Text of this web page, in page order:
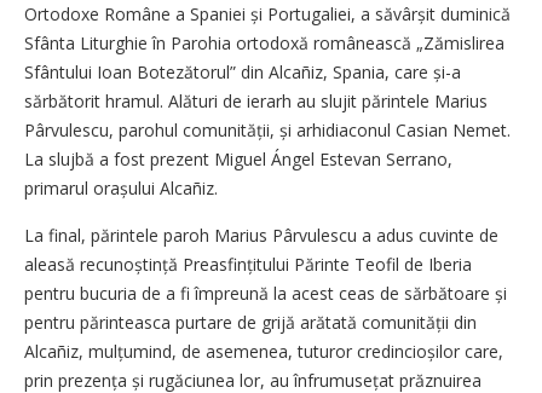
Ortodoxe Române a Spaniei și Portugaliei, a săvârșit duminică
Sfânta Liturghie în Parohia ortodoxă românească „Zămislirea
Sfântului Ioan Botezătorul” din Alcañiz, Spania, care și-a
sărbătorit hramul. Alături de ierarh au slujit părintele Marius
Pârvulescu, parohul comunității, și arhidiaconul Casian Nemet.
La slujbă a fost prezent Miguel Ángel Estevan Serrano,
primarul orașului Alcañiz.
La final, părintele paroh Marius Pârvulescu a adus cuvinte de
aleasă recunoștință Preasfințitului Părinte Teofil de Iberia
pentru bucuria de a fi împreună la acest ceas de sărbătoare și
pentru părinteasca purtare de grijă arătată comunității din
Alcañiz, mulțumind, de asemenea, tuturor credincioșilor care,
prin prezența și rugăciunea lor, au înfrumusețat prăznuirea